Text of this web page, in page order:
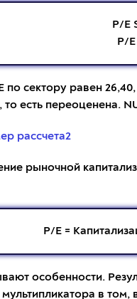
P/E
P/
по сектору равен
есть переоценена.
рыночной
P/E =
особенности.
в